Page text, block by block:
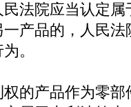
法院应当认定
产品的，人民
。
产品作为零部